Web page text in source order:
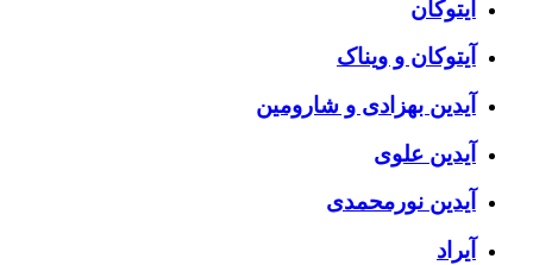
آیتوکان
آیتوکان و ویناک
آیدین بهزادی و شارومین
آیدین علوی
آیدین نورمحمدی
آیراد